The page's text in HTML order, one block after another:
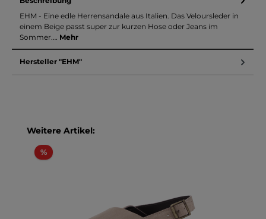
EHM - Eine edle Herrensandale aus Italien. Das Veloursleder in
einem Beige passt super zur kurzen Hose oder Jeans im
Sommer.… Mehr
Hersteller "EHM"
Produktgalerie überspringen
Weitere Artikel:
%Rabatt